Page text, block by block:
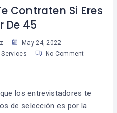
Contraten Si Eres
De 45
May 24, 2022
,Services No Comment
los entrevistadores te
de selección es por la